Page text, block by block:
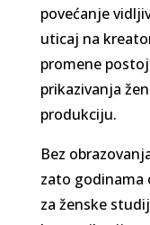
povećanje
uticaj na
promene
prikazivanja
produkciju.
Bez
zato godinama
za ženske